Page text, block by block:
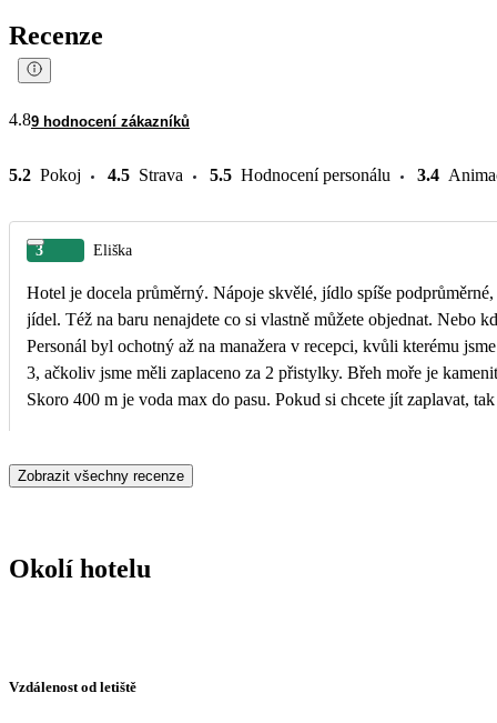
Recenze
4.89 hodnocení zákazníků
5.2 Pokoj 4.5 Strava 5.5 Hodnocení personálu 3.4
3 Eliška
Hotel je docela průměrný. Nápoje skvělé, jídlo spíše
jídel. Též na baru nenajdete co si vlastně můžete objednat. Nebo
Personál byl ochotný až na manažera v recepci, kvůli kterému
3, ačkoliv jsme měli zaplaceno za 2 přistylky. Břeh moře je
Skoro 400 m je voda max do pasu. Pokud si chcete jít zaplavat,
Zobrazit všechny recenze
Okolí hotelu
Vzdálenost od letiště